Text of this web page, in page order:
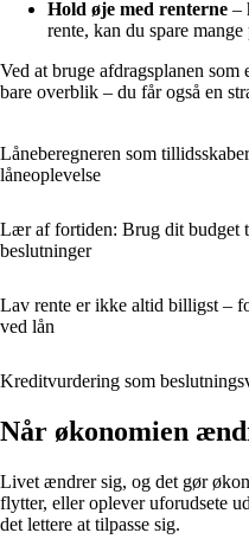
Hold øje med renterne –
rente, kan du spare mange
Ved at bruge afdragsplanen
bare overblik – du får også en
Låneberegneren som
låneoplevelse
Lær af fortiden: Brug dit budget
beslutninger
Lav rente er ikke altid billigst –
ved lån
Kreditvurdering som
Når økonomien
Livet ændrer sig, og det gør
flytter, eller oplever uforudsete
det lettere at tilpasse sig.